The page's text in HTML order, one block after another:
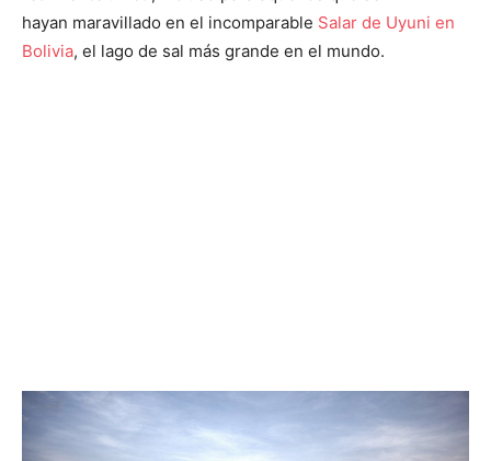
hayan maravillado en el incomparable Salar de Uyuni en
Bolivia, el lago de sal más grande en el mundo.